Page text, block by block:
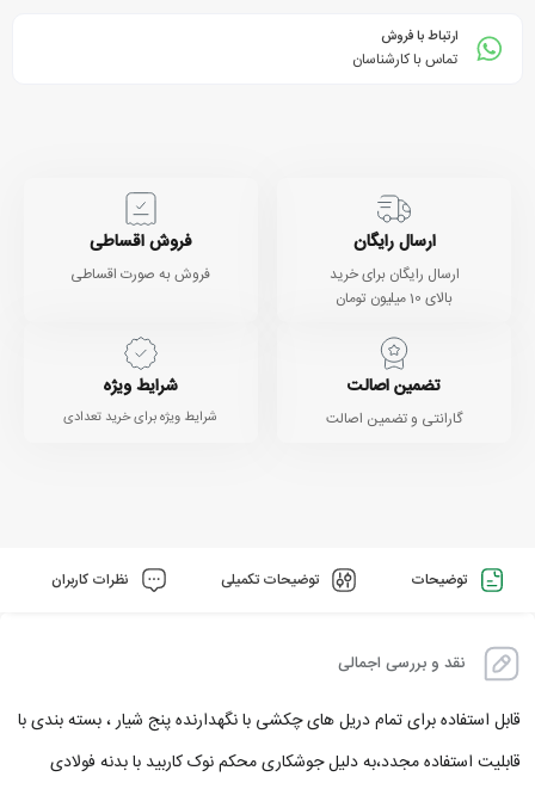
ارتباط با فروش
تماس با کارشناسان
ارسال رایگان
ارسال رایگان برای خرید
بالای 10 میلیون تومان
فروش اقساطی
فروش به صورت اقساطی
تضمین اصالت
گارانتی و تضمین اصالت
شرایط ویژه
شرایط ویژه برای خرید تعدادی
توضیحات توضیحات تکمیلی نظرات کاربران
نقد و بررسی اجمالی
قابل استفاده برای تمام دریل های چکشی با نگهدارنده پنج شیار ، بسته بندی با
قابلیت استفاده مجدد،به دلیل جوشکاری محکم نوک کاربید با بدنه فولادی